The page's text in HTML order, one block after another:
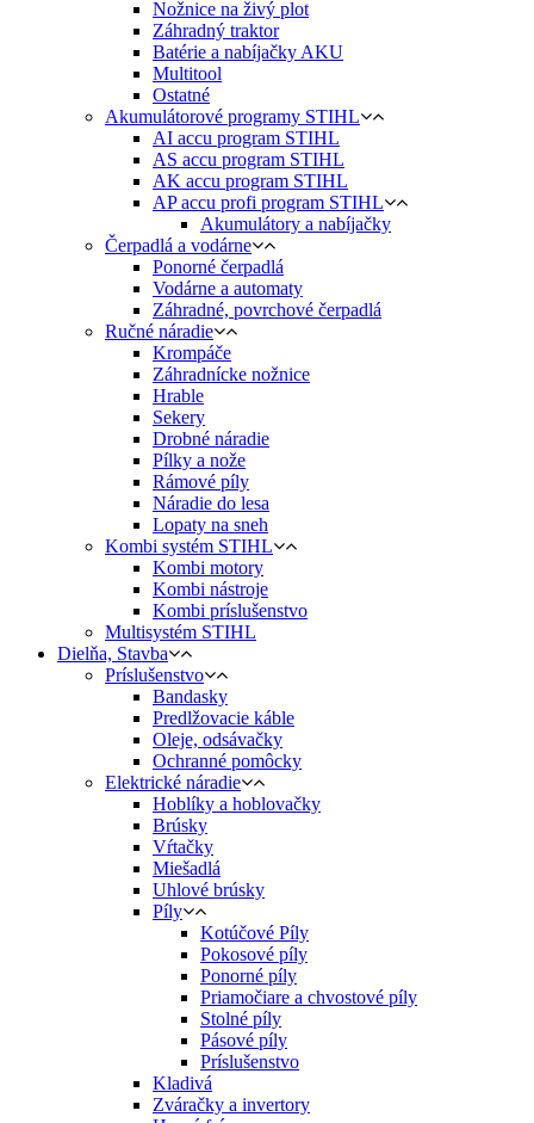
Nožnice na živý plot
Záhradný traktor
Batérie a nabíjačky AKU
Multitool
Ostatné
Akumulátorové programy STIHL
AI accu program STIHL
AS accu program STIHL
AK accu program STIHL
AP accu profi program STIHL
Akumulátory a nabíjačky
Čerpadlá a vodárne
Ponorné čerpadlá
Vodárne a automaty
Záhradné, povrchové čerpadlá
Ručné náradie
Krompáče
Záhradnícke nožnice
Hrable
Sekery
Drobné náradie
Pílky a nože
Rámové píly
Náradie do lesa
Lopaty na sneh
Kombi systém STIHL
Kombi motory
Kombi nástroje
Kombi príslušenstvo
Multisystém STIHL
Dielňa, Stavba
Príslušenstvo
Bandasky
Predlžovacie káble
Oleje, odsávačky
Ochranné pomôcky
Elektrické náradie
Hoblíky a hoblovačky
Brúsky
Vŕtačky
Miešadlá
Uhlové brúsky
Píly
Kotúčové Píly
Pokosové píly
Ponorné píly
Priamočiare a chvostové píly
Stolné píly
Pásové píly
Príslušenstvo
Kladivá
Zváračky a invertory